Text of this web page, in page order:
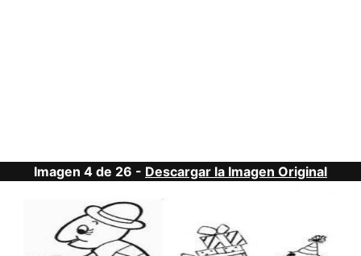
Imagen 4 de 26 - Descargar la Imagen Original